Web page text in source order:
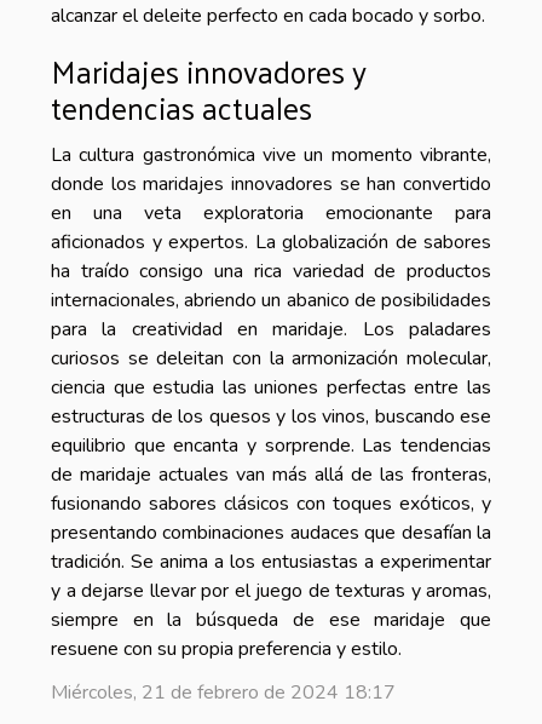
alcanzar el deleite perfecto en cada bocado y sorbo.
Maridajes innovadores y
tendencias actuales
La cultura gastronómica vive un momento vibrante,
donde los maridajes innovadores se han convertido
en una veta exploratoria emocionante para
aficionados y expertos. La globalización de sabores
ha traído consigo una rica variedad de productos
internacionales, abriendo un abanico de posibilidades
para la creatividad en maridaje. Los paladares
curiosos se deleitan con la armonización molecular,
ciencia que estudia las uniones perfectas entre las
estructuras de los quesos y los vinos, buscando ese
equilibrio que encanta y sorprende. Las tendencias
de maridaje actuales van más allá de las fronteras,
fusionando sabores clásicos con toques exóticos, y
presentando combinaciones audaces que desafían la
tradición. Se anima a los entusiastas a experimentar
y a dejarse llevar por el juego de texturas y aromas,
siempre en la búsqueda de ese maridaje que
resuene con su propia preferencia y estilo.
Miércoles, 21 de febrero de 2024 18:17